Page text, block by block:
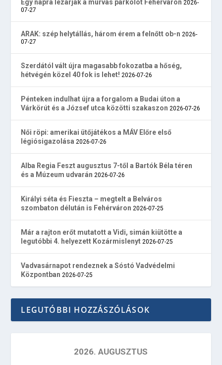
Egy napra lezárják a murvás parkolót Fehérváron 2026-
07-27
ARAK: szép helytállás, három érem a felnőtt ob-n 2026-
07-27
Szerdától vált újra magasabb fokozatba a hőség,
hétvégén közel 40 fok is lehet! 2026-07-26
Pénteken indulhat újra a forgalom a Budai úton a
Várkörút és a József utca közötti szakaszon 2026-07-26
Női röpi: amerikai ütőjátékos a MÁV Előre első
légiósigazolása 2026-07-26
Alba Regia Feszt augusztus 7-től a Bartók Béla téren
és a Múzeum udvarán 2026-07-26
Királyi séta és Fieszta – megtelt a Belváros
szombaton délután is Fehérváron 2026-07-25
Már a rajton erőt mutatott a Vidi, simán kiütötte a
legutóbbi 4. helyezett Kozármislenyt 2026-07-25
Vadvasárnapot rendeznek a Sóstó Vadvédelmi
Központban 2026-07-25
LEGUTÓBBI HOZZÁSZÓLÁSOK
2026. AUGUSZTUS